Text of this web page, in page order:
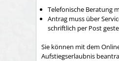
Telefonische Beratung
Antrag muss über
schriftlich per Post
Sie können mit dem
Aufstiegserlaubnis